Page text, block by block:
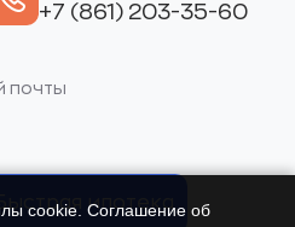
+7 (861) 203-35-60
почты
ипотека
cookie. Соглашение об